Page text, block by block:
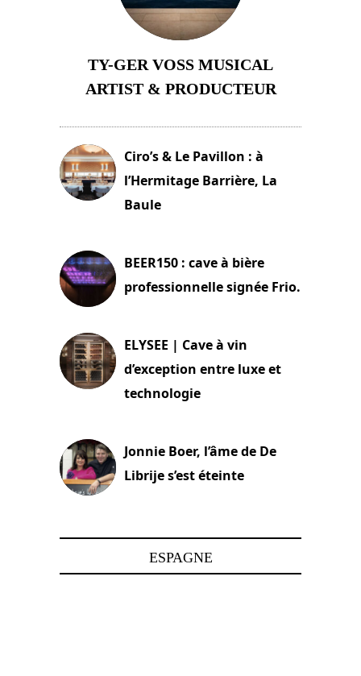
TY-GER VOSS MUSICAL
ARTIST & PRODUCTEUR
Ciro’s & Le Pavillon : à
l’Hermitage Barrière, La
Baule
BEER150 : cave à bière
professionnelle signée Frio.
ELYSEE | Cave à vin
d’exception entre luxe et
technologie
Jonnie Boer, l’âme de De
Librije s’est éteinte
ESPAGNE